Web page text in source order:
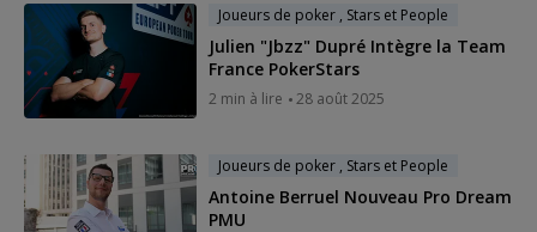
Joueurs de poker , Stars et People
Julien "Jbzz" Dupré Intègre la Team
France PokerStars
2 min à lire 28 août 2025
Joueurs de poker , Stars et People
Antoine Berruel Nouveau Pro Dream
PMU